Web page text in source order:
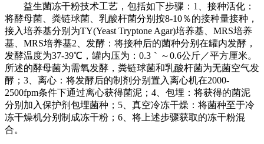
益生菌冻干粉技术工艺，包括如下步骤：1、接种活化：
将酵母菌、粪链球菌、乳酸杆菌分别按8-10％的接种量接种，
接入培养基分别为TY(Yeast Tryptone Agar)培养基、MRS培养
基、MRS培养基2、发酵：将接种后的菌种分别在罐内发酵，
发酵温度为37-39℃，罐内压为：0.3｀～0.6公斤／平方厘米。
所述的酵母菌为需氧发酵，粪链球菌和乳酸杆菌为无菌空气发
酵；3、离心：将发酵后的制剂分别置入离心机在2000-
2500fpm条件下通过离心获得菌泥；4、包埋：将获得的菌泥
分别加入保护剂包埋菌种；5、真空冷冻干燥：将菌种至于冷
冻干燥机分别制成冻干粉；6、将上述步骤获取的冻干粉混
合。